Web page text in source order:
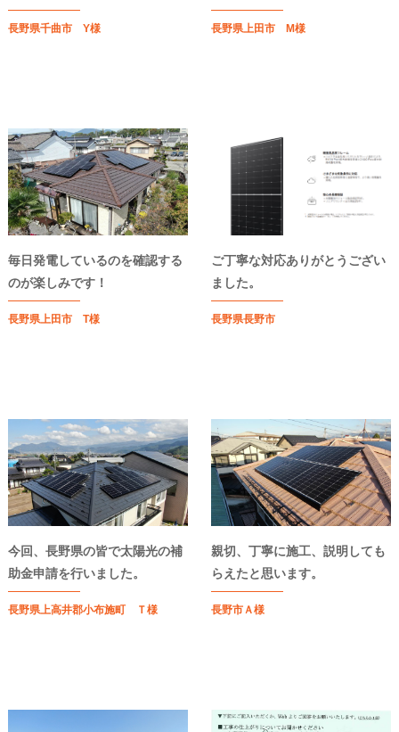
長野県千曲市 Y様 長野県上田市 M様
毎日発電しているのを確認する
のが楽しみです！
長野県上田市 T様
ご丁寧な対応ありがとうござい
ました。
長野県長野市
今回、長野県の皆で太陽光の補
助金申請を行いました。
長野県上高井郡小布施町 Ｔ様
親切、丁寧に施工、説明しても
らえたと思います。
長野市Ａ様